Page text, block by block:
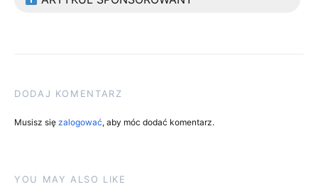
DODAJ KOMENTARZ
Musisz się zalogować, aby móc dodać komentarz.
YOU MAY ALSO LIKE